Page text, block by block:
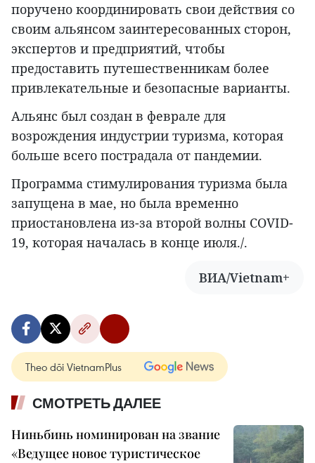
поручено координировать свои действия со
своим альянсом заинтересованных сторон,
экспертов и предприятий, чтобы
предоставить путешественникам более
привлекательные и безопасные варианты.
Альянс был создан в феврале для
возрождения индустрии туризма, которая
больше всего пострадала от пандемии.
Программа стимулирования туризма была
запущена в мае, но была временно
приостановлена из-за второй волны COVID-
19, которая началась в конце июля./.
ВИА/Vietnam+
Theo dõi VietnamPlus
СМОТРЕТЬ ДАЛЕЕ
Ниньбинь номинирован на звание
«Ведущее новое туристическое